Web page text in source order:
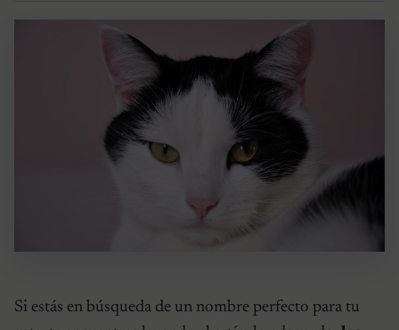
Si estás en búsqueda de un nombre perfecto para tu